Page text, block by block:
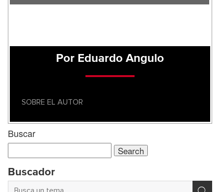
Por Eduardo Angulo
SOBRE EL AUTOR
Buscar
Search
for:
Buscador